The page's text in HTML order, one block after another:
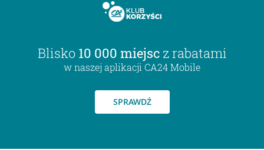
Blisko 10 000 miejsc z rabatami
w naszej aplikacji CA24 Mobile
SPRAWDŹ